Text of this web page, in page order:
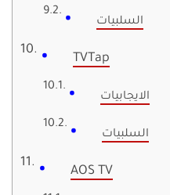
السلبيات
TVTap
الايجابيات
السلبيات
AOS TV